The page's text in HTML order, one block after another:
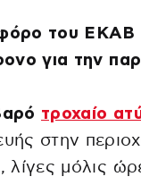
του ΕΚΑΒ
για την
τροχαίο
στην
, λίγες μόλις